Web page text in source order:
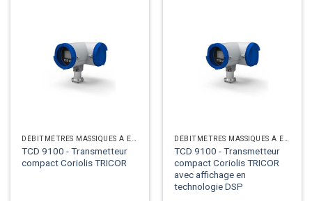
DÉBITMÈTRES MASSIQUES À EFFET CORIOLIS
TCD 9100 - Transmetteur
compact Coriolis TRICOR
DÉBITMÈTRES MASSIQUES À EFFET CORIOLIS
TCD 9100 - Transmetteur
compact Coriolis TRICOR
avec affichage en
technologie DSP